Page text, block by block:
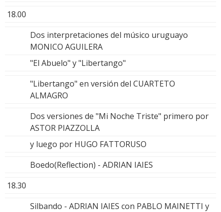
18.00
Dos interpretaciones del músico uruguayo
MONICO AGUILERA
"El Abuelo" y "Libertango"
"Libertango" en versión del CUARTETO
ALMAGRO
Dos versiones de "Mi Noche Triste" primero por
ASTOR PIAZZOLLA
y luego por HUGO FATTORUSO
Boedo(Reflection) - ADRIAN IAIES
18.30
Silbando - ADRIAN IAIES con PABLO MAINETTI y